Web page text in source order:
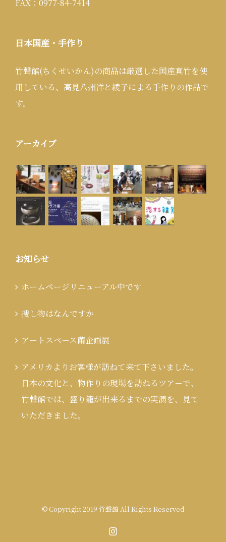
FAX：0977-84-7414
日本国産・手作り
竹聲館(ちくせいかん)の商品は厳選した国産真竹を使
用している、高見八州洋と綾子による手作りの作品で
す。
アーカイブ
お知らせ
ホームページリニューアル中です
捜し物はなんですか
アートスペース繭企画展
アメリカよりお客様が訪ねて来て下さいました。
日本の文化と、物作りの現場を訪ねるツアーで、
竹聲館では、盛り籠が出来るまでの実演を、見て
いただきました。
© Copyright 2019 竹聲館 All Rights Reserved
Instagram